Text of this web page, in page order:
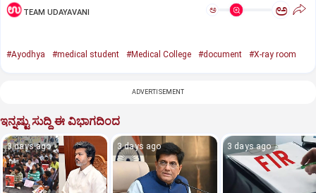
TEAM UDAYAVANI ಅ ಅ
#Ayodhya #medical student #Medical College #document #X-ray room
ADVERTISEMENT
ಇನ್ನಷ್ಟು ಸುದ್ದಿ ಈ ವಿಭಾಗದಿಂದ
3 days ago 3 days ago 3 days ago